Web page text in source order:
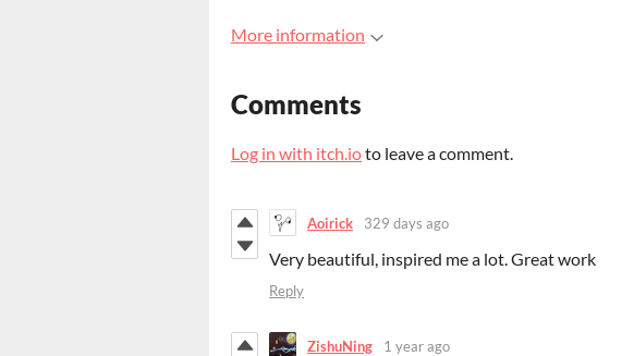
More information
Comments
Log in with itch.ioto leave a comment.
Aoirick 329 days ago
Very beautiful, inspired me a lot. Great work
Reply
ZishuNing 1 year ago